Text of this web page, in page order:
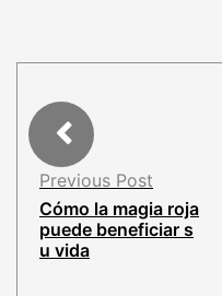
Previous Post
Cómo la magia roja
puede beneficiar s
u vida